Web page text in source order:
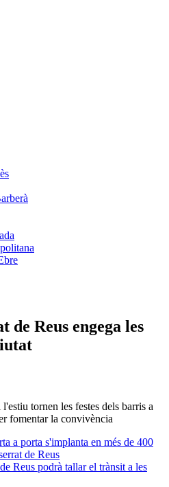
Reus engega les
tornen les festes dels barris a
fomentar la convivència
a porta s'implanta en més de 400
de Reus
Reus podrà tallar el trànsit a les